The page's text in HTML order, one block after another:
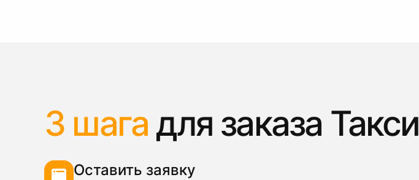
3 шага для заказа Такси
Оставить заявку